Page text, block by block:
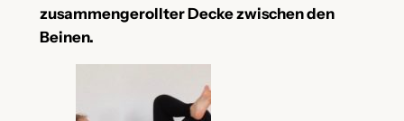
zusammengerollter Decke zwischen den
Beinen.